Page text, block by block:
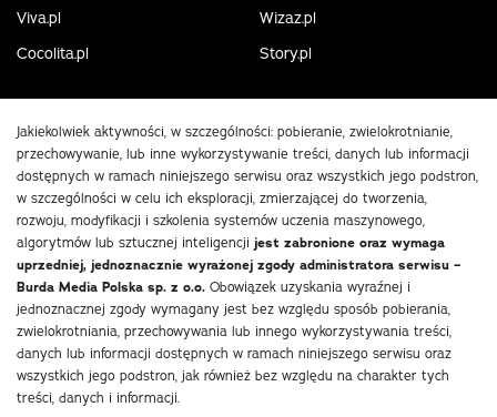
Viva.pl
Wizaz.pl
Cocolita.pl
Story.pl
Jakiekolwiek aktywności, w szczególności: pobieranie, zwielokrotnianie,
przechowywanie, lub inne wykorzystywanie treści, danych lub informacji
dostępnych w ramach niniejszego serwisu oraz wszystkich jego podstron,
w szczególności w celu ich eksploracji, zmierzającej do tworzenia,
rozwoju, modyfikacji i szkolenia systemów uczenia maszynowego,
algorytmów lub sztucznej inteligencji jest zabronione oraz wymaga
uprzedniej, jednoznacznie wyrażonej zgody administratora serwisu –
Burda Media Polska sp. z o.o. Obowiązek uzyskania wyraźnej i
jednoznacznej zgody wymagany jest bez względu sposób pobierania,
zwielokrotniania, przechowywania lub innego wykorzystywania treści,
danych lub informacji dostępnych w ramach niniejszego serwisu oraz
wszystkich jego podstron, jak również bez względu na charakter tych
treści, danych i informacji.